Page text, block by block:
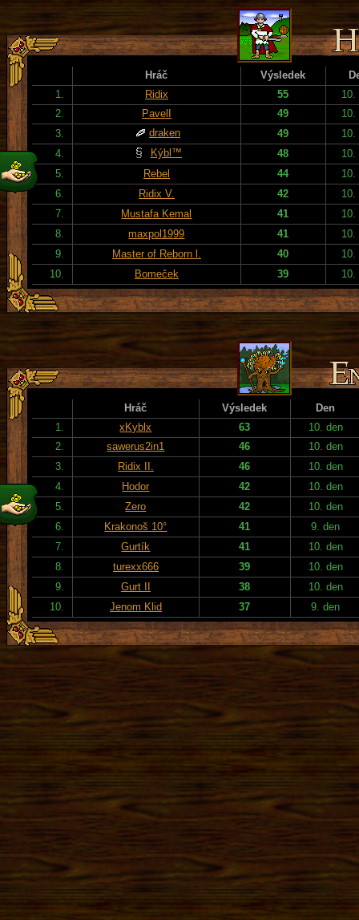
Hráč Výsledek
1.
Ridix 55
10.
2.
PavelI 49
10.
3.
draken 49
10.
4.
Kýbl™ 48
10.
5.
Rebel 44
10.
6.
Ridix V. 42
10.
7.
Mustafa Kemal 41
10.
8.
maxpol1999 41
10.
9.
Master of Reborn l. 40
10.
10.
Bomeček 39 10.
Hráč Výsledek
Den
1.
xKyblx 63
10. den
2.
sawerus2in1 46
10. den
3.
Ridix II. 46
10. den
4.
Hodor 42
10. den
5.
Zero 42
10. den
6.
Krakonoš 10° 41
9. den
7.
Gurtík 41
10. den
8.
turexx666 39
10. den
9.
Gurt II 38
10. den
10.
Jenom Klid 37 9. den